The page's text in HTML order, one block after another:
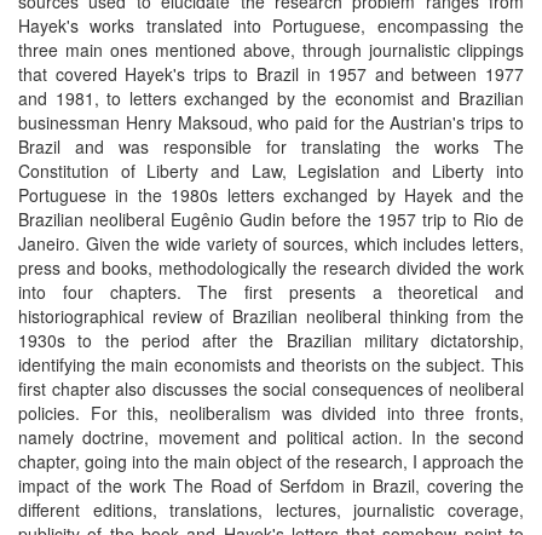
Hayek's works translated into Portuguese, encompassing the
three main ones mentioned above, through journalistic clippings
that covered Hayek's trips to Brazil in 1957 and between 1977
and 1981, to letters exchanged by the economist and Brazilian
businessman Henry Maksoud, who paid for the Austrian's trips to
Brazil and was responsible for translating the works The
Constitution of Liberty and Law, Legislation and Liberty into
Portuguese in the 1980s letters exchanged by Hayek and the
Brazilian neoliberal Eugênio Gudin before the 1957 trip to Rio de
Janeiro. Given the wide variety of sources, which includes letters,
press and books, methodologically the research divided the work
into four chapters. The first presents a theoretical and
historiographical review of Brazilian neoliberal thinking from the
1930s to the period after the Brazilian military dictatorship,
identifying the main economists and theorists on the subject. This
first chapter also discusses the social consequences of neoliberal
policies. For this, neoliberalism was divided into three fronts,
namely doctrine, movement and political action. In the second
chapter, going into the main object of the research, I approach the
impact of the work The Road of Serfdom in Brazil, covering the
different editions, translations, lectures, journalistic coverage,